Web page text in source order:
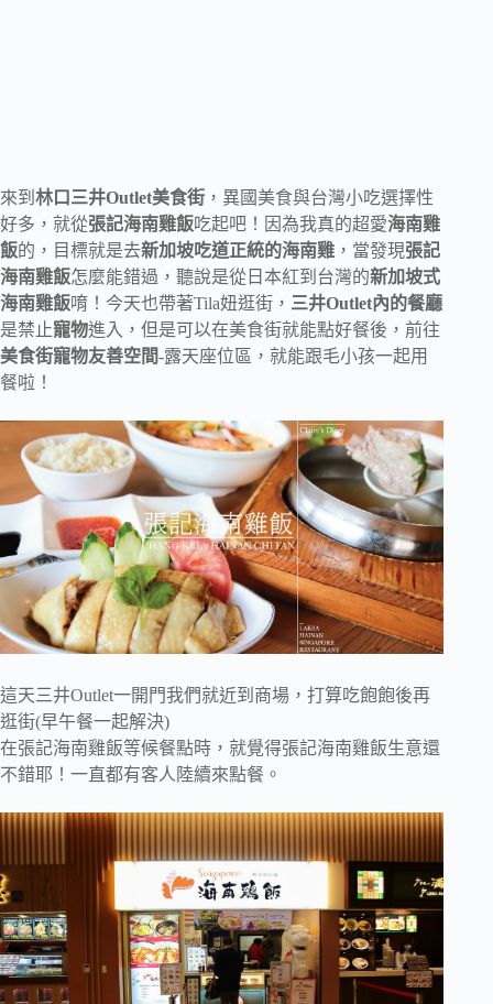
來到 林口三井Outlet美食街 ，異國美食與台灣小吃選擇性
好多，就從張記海南雞飯吃起吧！因為我真的超愛海南雞
飯的，目標就是去新加坡吃道正統的海南雞 ，當發現張記
海南雞飯怎麼能錯過，聽說是從日本紅到台灣的新加坡式
海南雞飯唷！今天也帶著Tila妞逛街， 三井Outlet內的餐廳
是禁止寵物進入，但是可以在美食街就能點好餐後，前往
美食街寵物友善空間-露天座位區，就能跟毛小孩一起用
餐啦！
這天三井Outlet一開門我們就近到商場，打算吃飽飽後再
逛街(早午餐一起解決)
在張記海南雞飯等候餐點時，就覺得張記海南雞飯生意還
不錯耶！一直都有客人陸續來點餐。